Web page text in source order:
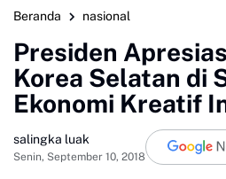
Beranda nasional
Presiden
Korea Selatan di
Ekonomi Kreatif
salingka luak
Senin, September 10, 2018